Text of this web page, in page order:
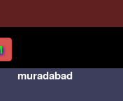
muradabad